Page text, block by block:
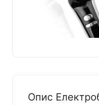
Опис